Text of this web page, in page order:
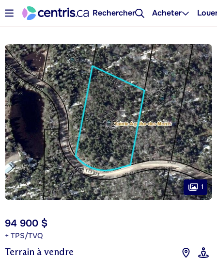
Rechercher Acheter
Terrain à vendre
94 900 $
+ TPS/TVQ
1